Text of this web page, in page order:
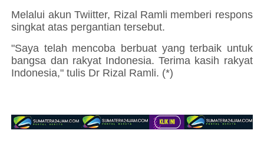
Melalui akun Twiitter, Rizal Ramli memberi respons
singkat atas pergantian tersebut.
"Saya telah mencoba berbuat yang terbaik untuk
bangsa dan rakyat Indonesia. Terima kasih rakyat
Indonesia," tulis Dr Rizal Ramli. (*)